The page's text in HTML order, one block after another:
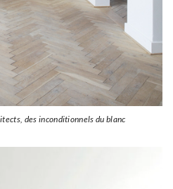
des inconditionnels du blanc